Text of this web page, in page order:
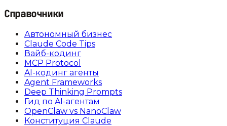
Справочники
Автономный бизнес
Claude Code Tips
Вайб-кодинг
MCP Protocol
AI-кодинг агенты
Agent Frameworks
Deep Thinking Prompts
Гид по AI-агентам
OpenClaw vs NanoClaw
Конституция Claude